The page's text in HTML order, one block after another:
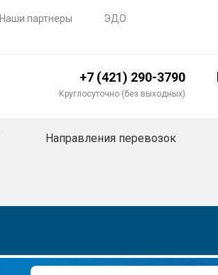
Наши партнеры
ЭДО
+7 (421) 290-3790
Круглосуточно (без выходных)
Направления перевозок